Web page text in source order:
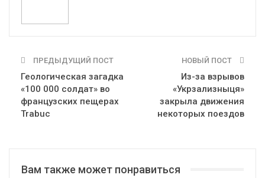
ПРЕДЫДУЩИЙ ПОСТ
Геологическая загадка
«100 000 солдат» во
французских пещерах
Trabuc
НОВЫЙ ПОСТ
Из-за взрывов
«Укрзализныця»
закрыла движения
некоторых поездов
Вам также может понравиться